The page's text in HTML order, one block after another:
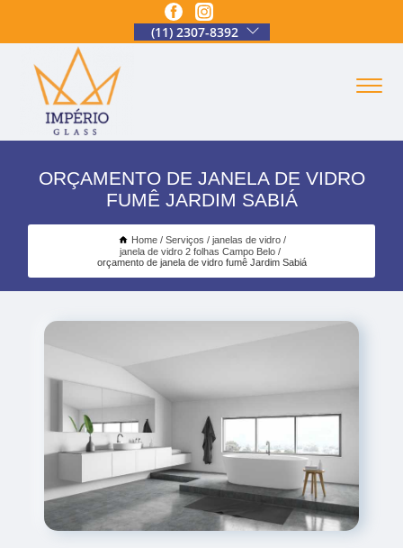
(11) 2307-8392
ORÇAMENTO DE JANELA DE VIDRO
FUMÊ JARDIM SABIÁ
Home Serviços
janelas de vidro
janela de vidro 2 folhas Campo Belo
orçamento de janela de vidro fumê Jardim Sabiá